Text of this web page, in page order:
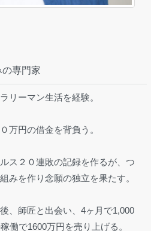
専門家
リーマン生活を経験。
万円の借金を背負う。
ス２０連敗の記録を作るが、つ
みを作り念願の独立を果たす。
、師匠と出会い、4ヶ月で1,000
働で1600万円を売り上げる。